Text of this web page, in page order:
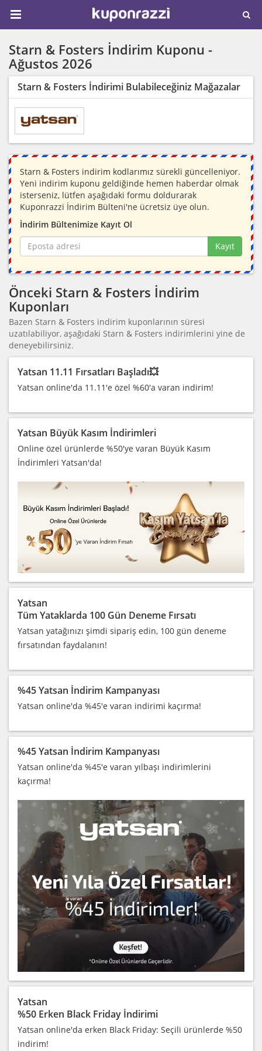
Starn & Fosters İndirim Kuponu -
Ağustos 2026
Starn & Fosters İndirimi Bulabileceğiniz Mağazalar
Starn & Fosters indirim kodlarımız sürekli güncelleniyor.
Yeni indirim kuponu geldiğinde hemen haberdar olmak
isterseniz, lütfen aşağıdaki formu doldurarak
Kuponrazzi İndirim Bülteni'ne ücretsiz üye olun.
İndirim Bültenimize Kayıt Ol
Kayıt
Önceki Starn & Fosters İndirim
Kuponları
Bazen Starn & Fosters indirim kuponlarının süresi
uzatılabiliyor, aşağıdaki Starn & Fosters indirimlerini yine de
deneyebilirsiniz.
Yatsan 11.11 Fırsatları Başladı💥
Yatsan online'da 11.11'e özel %60'a varan indirim!
Yatsan Büyük Kasım İndirimleri
Online özel ürünlerde %50'ye varan Büyük Kasım
İndirimleri Yatsan'da!
Yatsan
Tüm Yataklarda 100 Gün Deneme Fırsatı
Yatsan yatağınızı şimdi sipariş edin, 100 gün deneme
fırsatından faydalanın!
%45 Yatsan İndirim Kampanyası
Yatsan online'da %45'e varan indirimi kaçırma!
%45 Yatsan İndirim Kampanyası
Yatsan online'da %45'e varan yılbaşı indirimlerini
kaçırma!
Yatsan
%50 Erken Black Friday İndirimi
Yatsan online'da erken Black Friday: Seçili ürünlerde %50
indirim!